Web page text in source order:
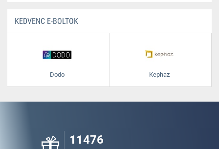
KEDVENC E-BOLTOK
Dodo Kephaz
11476